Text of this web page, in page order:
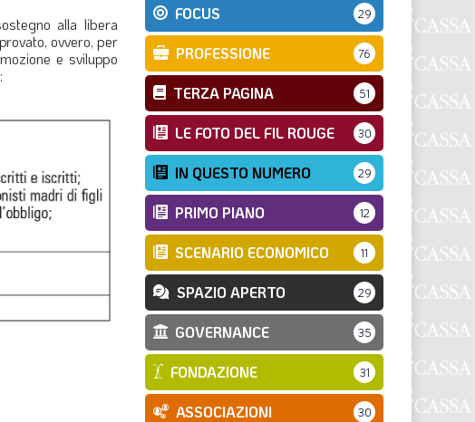
alla libera
ovvero, per
e sviluppo
FOCUS 29
PROFESSIONE 76
TERZA PAGINA 51
LE FOTO DEL FIL ROUGE 30
IN QUESTO NUMERO 29
PRIMO PIANO 12
SCENARIO ECONOMICO 11
SPAZIO APERTO 29
GOVERNANCE 35
FONDAZIONE 31
ASSOCIAZIONI 30